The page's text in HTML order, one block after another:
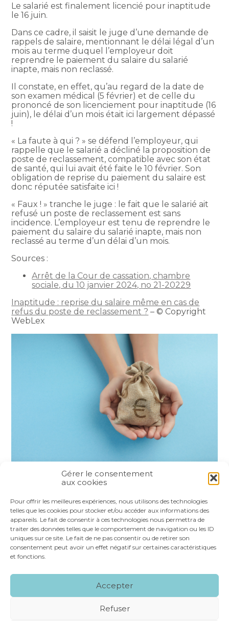
Gérer le consentement
aux cookies
Pour offrir les meilleures expériences, nous utilisons des technologies
telles que les cookies pour stocker et/ou accéder aux informations des
appareils. Le fait de consentir à ces technologies nous permettra de
traiter des données telles que le comportement de navigation ou les ID
uniques sur ce site. Le fait de ne pas consentir ou de retirer son
consentement peut avoir un effet négatif sur certaines caractéristiques
et fonctions.
Accepter
Refuser
Le salarié est finalement licencié pour inaptitude
le 16 juin.
Dans ce cadre, il saisit le juge d’une demande de
rappels de salaire, mentionnant le délai légal d’un
mois au terme duquel l’employeur doit
reprendre le paiement du salaire du salarié
inapte, mais non reclassé.
Il constate, en effet, qu’au regard de la date de
son examen médical (5 février) et de celle du
prononcé de son licenciement pour inaptitude (16
juin), le délai d’un mois était ici largement dépassé
!
« La faute à qui ? » se défend l’employeur, qui
rappelle que le salarié a décliné la proposition de
poste de reclassement, compatible avec son état
de santé, qui lui avait été faite le 10 février. Son
obligation de reprise du paiement du salaire est
donc réputée satisfaite ici !
« Faux ! » tranche le juge : le fait que le salarié ait
refusé un poste de reclassement est sans
incidence. L’employeur est tenu de reprendre le
paiement du salaire du salarié inapte, mais non
reclassé au terme d’un délai d’un mois.
Sources :
Arrêt de la Cour de cassation, chambre
sociale, du 10 janvier 2024, no 21-20229
Inaptitude : reprise du salaire même en cas de
refus du poste de reclassement ? – © Copyright
WebLex
FaceBook
TwitterLinkedIn
Footer
NOS SERVICES
NOS SPÉCIALITÉS
RECRUTEMENT CONTACT